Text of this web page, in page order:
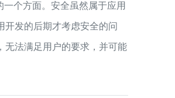
个方面。安全虽然属于应用
发的后期才考虑安全的问
无法满足用户的要求，并可能